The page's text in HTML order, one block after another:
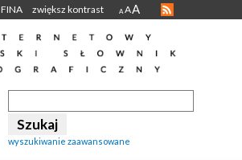
FINA zwiększ kontrast A AA
wyszukiwanie zaawansowane